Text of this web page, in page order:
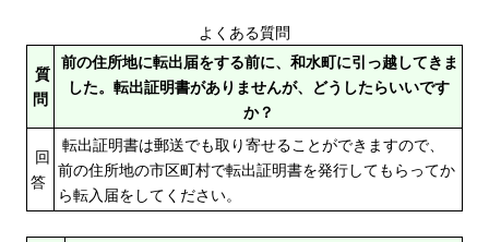
よくある質問
質
問
前の住所地に転出届をする前に、和水町に引っ越してきま
した。転出証明書がありませんが、どうしたらいいです
か？
回
答
転出証明書は郵送でも取り寄せることができますので、
前の住所地の市区町村で転出証明書を発行してもらってか
ら転入届をしてください。